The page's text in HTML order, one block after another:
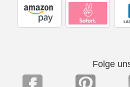
Folge